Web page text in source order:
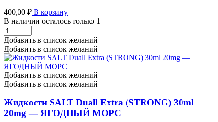
400,00 ₽ В корзину
В наличии осталось только 1
Жидкости
SALT
Duall
Extra
(STRONG)
30ml
20mg
-
ЧЕРНИКА
МЯТА
количество
Добавить в список желаний
Добавить в список желаний
Добавить в список желаний
Добавить в список желаний
Жидкости SALT Duall Extra (STRONG) 30ml
20mg — ЯГОДНЫЙ МОРС